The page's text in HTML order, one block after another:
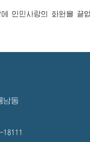
인민사랑의 화원을 끝
남동